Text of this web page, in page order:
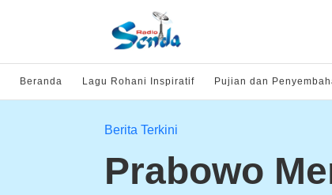
Beranda Lagu Rohani Inspiratif Pujian dan
Berita Terkini
Prabowo